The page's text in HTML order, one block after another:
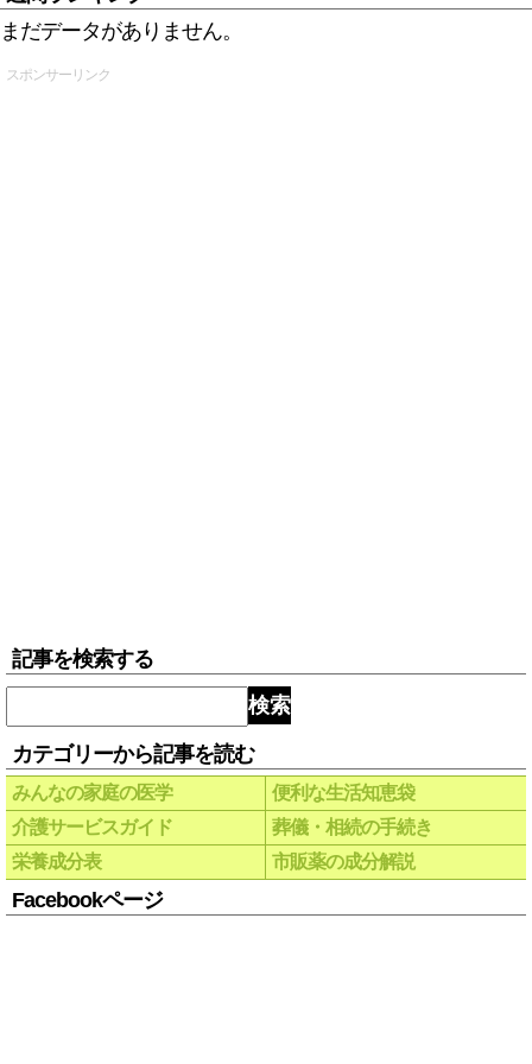
まだデータがありません。
スポンサーリンク
記事を検索する
検索
カテゴリーから記事を読む
みんなの家庭の医学
便利な生活知恵袋
介護サービスガイド
葬儀・相続の手続き
栄養成分表
市販薬の成分解説
Facebookページ